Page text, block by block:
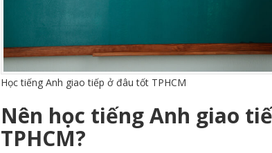
Học tiếng Anh giao tiếp ở đâu tốt TPHCM
Nên học tiếng Anh giao
TPHCM?